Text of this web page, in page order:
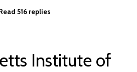
516 replies
Institute of